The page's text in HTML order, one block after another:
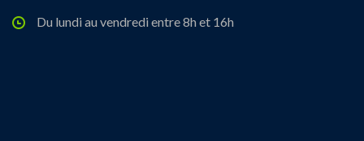
Du lundi au vendredi entre 8h et 16h